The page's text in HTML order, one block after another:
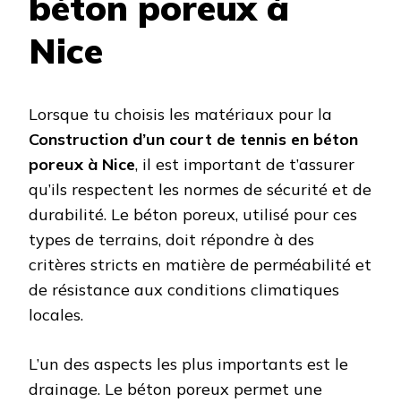
Nice
Lorsque tu choisis les matériaux pour la
Construction d’un court de tennis en béton
poreux à Nice, il est important de t’assurer
qu’ils respectent les normes de sécurité et de
durabilité. Le béton poreux, utilisé pour ces
types de terrains, doit répondre à des
critères stricts en matière de perméabilité et
de résistance aux conditions climatiques
locales.
L’un des aspects les plus importants est le
drainage. Le béton poreux permet une